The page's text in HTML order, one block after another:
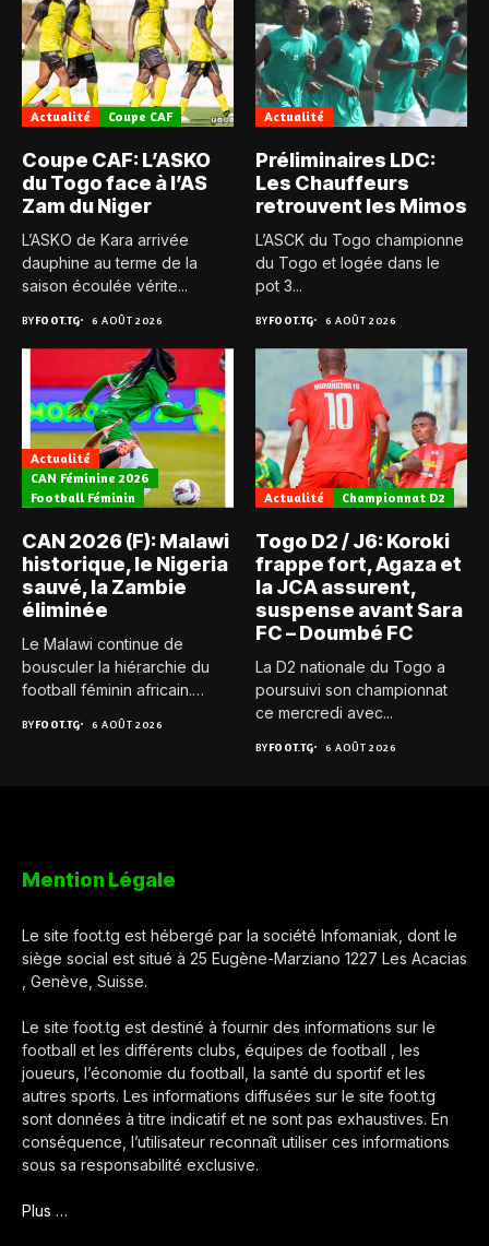
Actualité Coupe CAF
Coupe CAF: L’ASKO
du Togo face à l’AS
Zam du Niger
L’ASKO de Kara arrivée
dauphine au terme de la
saison écoulée vérite...
BYFOOT.TG 6 AOÛT 2026
Actualité
Préliminaires LDC:
Les Chauffeurs
retrouvent les Mimos
L’ASCK du Togo championne
du Togo et logée dans le
pot 3...
BYFOOT.TG 6 AOÛT 2026
Actualité
CAN Féminine 2026
Football Féminin
CAN 2026 (F): Malawi
historique, le Nigeria
sauvé, la Zambie
éliminée
Le Malawi continue de
bousculer la hiérarchie du
football féminin africain.
BYFOOT.TG 6 AOÛT 2026
Actualité Championnat D2
Togo D2 / J6: Koroki
frappe fort, Agaza et
la JCA assurent,
suspense avant Sara
FC – Doumbé FC
La D2 nationale du Togo a
poursuivi son championnat
ce mercredi avec...
BYFOOT.TG 6 AOÛT 2026
Mention Légale
Le site foot.tg est hébergé par la société Infomaniak, dont le
siège social est situé à 25 Eugène-Marziano 1227 Les Acacias
, Genève, Suisse.
Le site foot.tg est destiné à fournir des informations sur le
football et les différents clubs, équipes de football , les
joueurs, l’économie du football, la santé du sportif et les
autres sports. Les informations diffusées sur le site foot.tg
sont données à titre indicatif et ne sont pas exhaustives. En
conséquence, l’utilisateur reconnaît utiliser ces informations
sous sa responsabilité exclusive.
Plus …